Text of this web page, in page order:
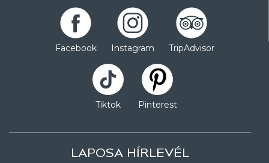
Facebook Instagram TripAdvisor
Tiktok Pinterest
LAPOSA HÍRLEVÉL